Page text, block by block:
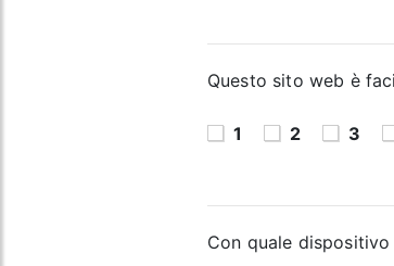
Questo sito web è
1 2 3
Con quale